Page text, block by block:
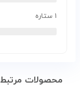
۱ ستاره
محصولات مرتبط